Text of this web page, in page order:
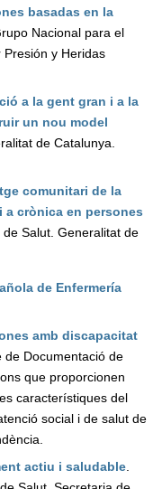
basadas en la
Nacional para el
Presión y Heridas
a la gent gran i a la
un nou model
de Catalunya.
comunitari de la
crònica en persones
Salut. Generalitat de
de Enfermería
amb discapacitat
de Documentació de
que proporcionen
característiques del
social i de salut de
actiu i saludable.